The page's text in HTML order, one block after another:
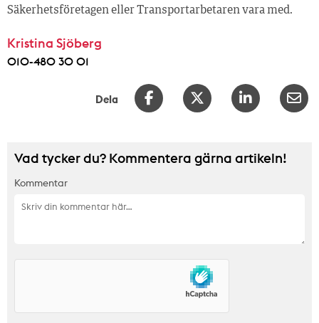
Säkerhetsföretagen eller Transportarbetaren vara med.
Kristina Sjöberg
010-480 30 01
Dela
Vad tycker du? Kommentera gärna artikeln!
Kommentar